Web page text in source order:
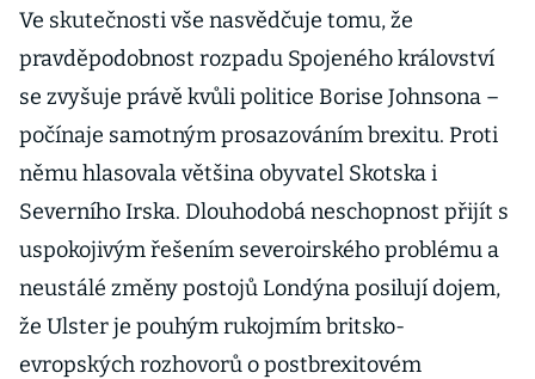
by šplhaly do
bilionů
Ve skutečnosti vše nasvědčuje tomu, že
pravděpodobnost rozpadu Spojeného království
se zvyšuje právě kvůli politice Borise Johnsona –
počínaje samotným prosazováním brexitu. Proti
němu hlasovala většina obyvatel Skotska i
Severního Irska. Dlouhodobá neschopnost přijít s
uspokojivým řešením severoirského problému a
neustálé změny postojů Londýna posilují dojem,
že Ulster je pouhým rukojmím britsko-
evropských rozhovorů o postbrexitovém